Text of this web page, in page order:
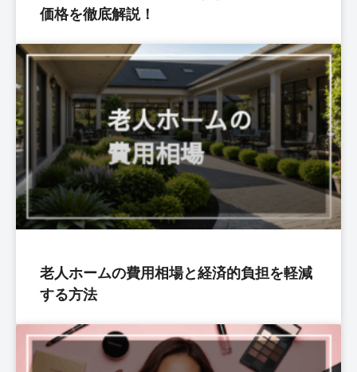
価格を徹底解説！
老人ホームの費用相場と経済的負担を軽減
する方法